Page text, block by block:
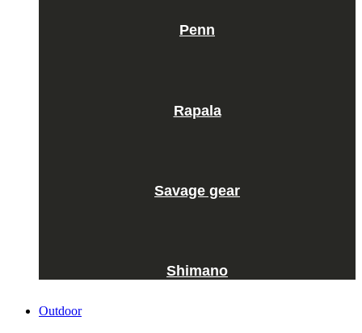
Penn
Rapala
Savage gear
Shimano
Outdoor